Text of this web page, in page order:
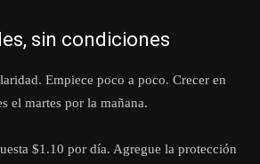
sin condiciones
Empiece poco a poco. Crecer en
el martes por la mañana.
$1.10 por día. Agregue la protección